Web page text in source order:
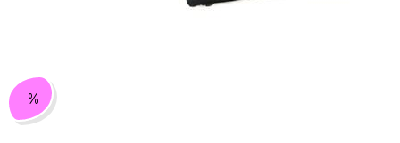
-%